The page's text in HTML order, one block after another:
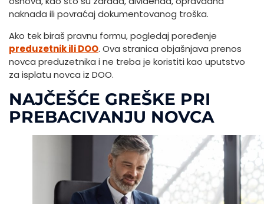
naknada ili povraćaj dokumentovanog troška.
Ako tek biraš pravnu formu, pogledaj poređenje
preduzetnik ili DOO. Ova stranica objašnjava prenos
novca preduzetnika i ne treba je koristiti kao uputstvo
za isplatu novca iz DOO.
NAJČEŠĆE GREŠKE PRI
PREBACIVANJU NOVCA